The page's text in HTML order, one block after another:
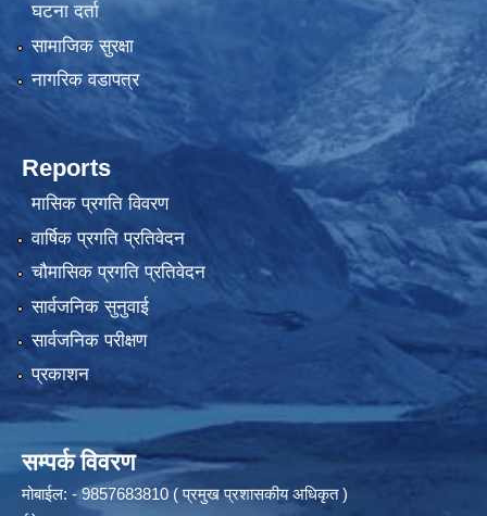
घटना दर्ता
सामाजिक सुरक्षा
नागरिक वडापत्र
Reports
मासिक प्रगति विवरण
वार्षिक प्रगति प्रतिवेदन
चौमासिक प्रगति प्रतिवेदन
सार्वजनिक सुनुवाई
सार्वजनिक परीक्षण
प्रकाशन
सम्पर्क विवरण
मोबाईल: - 9857683810 ( प्रमुख प्रशासकीय अधिकृत )